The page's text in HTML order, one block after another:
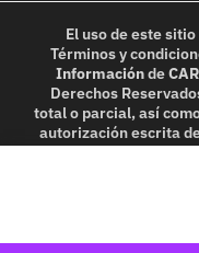
El uso de este
Términos y
Informaciónde
Derechos
total o parcial, así
autorización escrita